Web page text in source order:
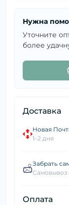
Нужна
Уточните
более
Доставка
Новая
1–2 дня
Забрать
Самовывоз
Оплата